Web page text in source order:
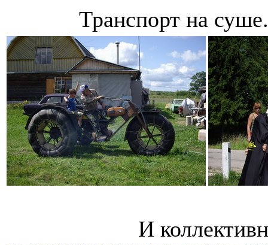
Транспорт на
И